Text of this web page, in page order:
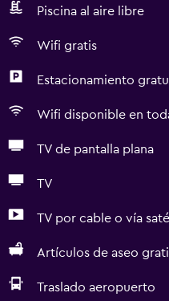
Piscina al aire libre
Wifi gratis
Estacionamiento
Wifi disponible en
TV de pantalla plana
TV
TV por cable o vía
Artículos de aseo
Traslado aeropuerto